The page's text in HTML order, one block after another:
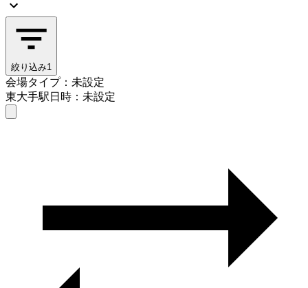
絞り込み1
会場タイプ：未設定
東大手駅日時：未設定